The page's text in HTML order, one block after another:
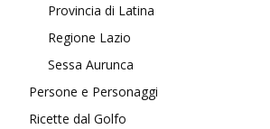
Provincia di Latina
Regione Lazio
Sessa Aurunca
Persone e Personaggi
Ricette dal Golfo